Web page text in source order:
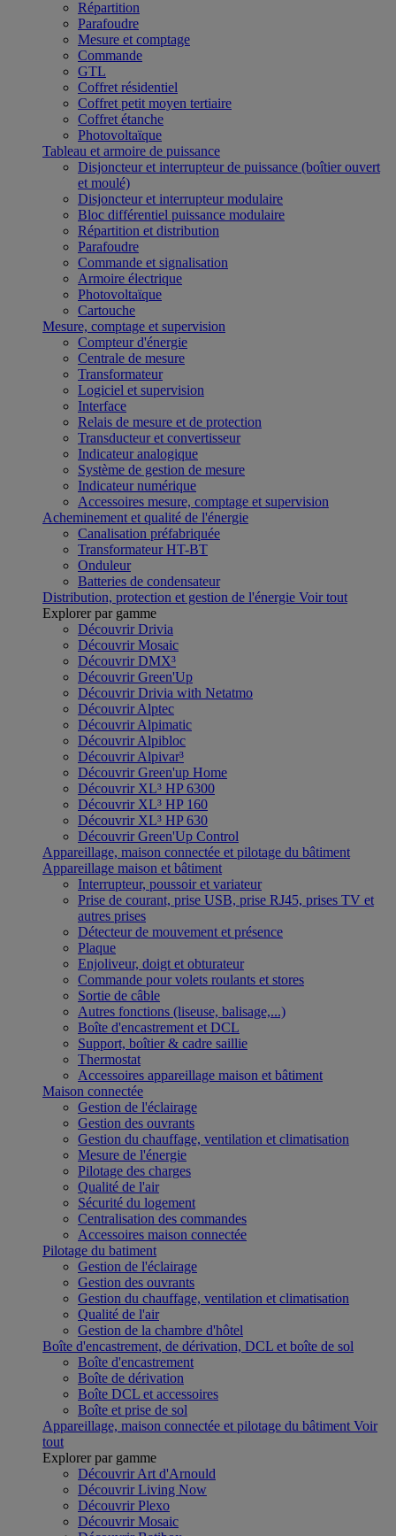
Répartition
Parafoudre
Mesure et comptage
Commande
GTL
Coffret résidentiel
Coffret petit moyen tertiaire
Coffret étanche
Photovoltaïque
Tableau et armoire de puissance
Disjoncteur et interrupteur de puissance (boîtier ouvert
et moulé)
Disjoncteur et interrupteur modulaire
Bloc différentiel puissance modulaire
Répartition et distribution
Parafoudre
Commande et signalisation
Armoire électrique
Photovoltaïque
Cartouche
Mesure, comptage et supervision
Compteur d'énergie
Centrale de mesure
Transformateur
Logiciel et supervision
Interface
Relais de mesure et de protection
Transducteur et convertisseur
Indicateur analogique
Système de gestion de mesure
Indicateur numérique
Accessoires mesure, comptage et supervision
Acheminement et qualité de l'énergie
Canalisation préfabriquée
Transformateur HT-BT
Onduleur
Batteries de condensateur
Distribution, protection et gestion de l'énergie Voir tout
Explorer par gamme
Découvrir Drivia
Découvrir Mosaic
Découvrir DMX³
Découvrir Green'Up
Découvrir Drivia with Netatmo
Découvrir Alptec
Découvrir Alpimatic
Découvrir Alpibloc
Découvrir Alpivar³
Découvrir Green'up Home
Découvrir XL³ HP 6300
Découvrir XL³ HP 160
Découvrir XL³ HP 630
Découvrir Green'Up Control
Appareillage, maison connectée et pilotage du bâtiment
Appareillage maison et bâtiment
Interrupteur, poussoir et variateur
Prise de courant, prise USB, prise RJ45, prises TV et
autres prises
Détecteur de mouvement et présence
Plaque
Enjoliveur, doigt et obturateur
Commande pour volets roulants et stores
Sortie de câble
Autres fonctions (liseuse, balisage,...)
Boîte d'encastrement et DCL
Support, boîtier & cadre saillie
Thermostat
Accessoires appareillage maison et bâtiment
Maison connectée
Gestion de l'éclairage
Gestion des ouvrants
Gestion du chauffage, ventilation et climatisation
Mesure de l'énergie
Pilotage des charges
Qualité de l'air
Sécurité du logement
Centralisation des commandes
Accessoires maison connectée
Pilotage du batiment
Gestion de l'éclairage
Gestion des ouvrants
Gestion du chauffage, ventilation et climatisation
Qualité de l'air
Gestion de la chambre d'hôtel
Boîte d'encastrement, de dérivation, DCL et boîte de sol
Boîte d'encastrement
Boîte de dérivation
Boîte DCL et accessoires
Boîte et prise de sol
Appareillage, maison connectée et pilotage du bâtiment Voir
tout
Explorer par gamme
Découvrir Art d'Arnould
Découvrir Living Now
Découvrir Plexo
Découvrir Mosaic